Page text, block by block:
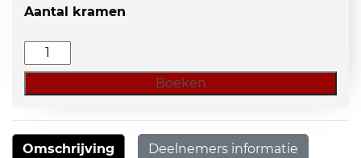
Aantal kramen
Curiosa
Delft
Boeken
Omschrijving Deelnemers informatie